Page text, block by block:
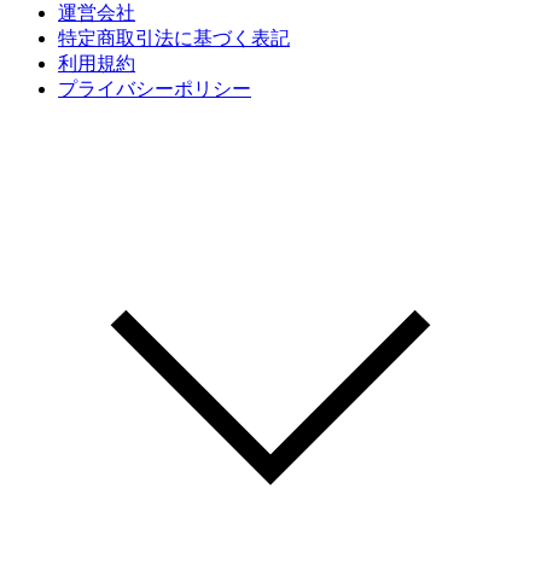
運営会社
特定商取引法に基づく表記
利用規約
プライバシーポリシー